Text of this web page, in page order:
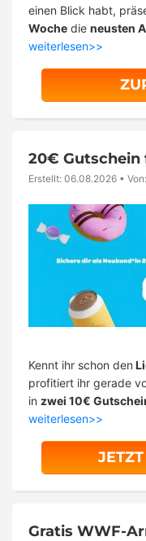
einen Blick habt,
Woche die neusten
weiterlesen>>
20€ Gutschein
Erstellt: 06.08.2026 • Von:
Kennt ihr schon den
profitiert ihr gerade
in zwei 10€
weiterlesen>>
Gratis WWF-